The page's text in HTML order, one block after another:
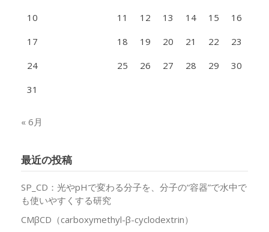
10
11 12 13 14 15
16
17
18 19 20 21 22
23
24
25 26 27 28 29
30
31
« 6月
最近の投稿
SP_CD：光やpHで変わる分子を、分子の“容器”で水中で
も使いやすくする研究
CMβCD（carboxymethyl-β-cyclodextrin）